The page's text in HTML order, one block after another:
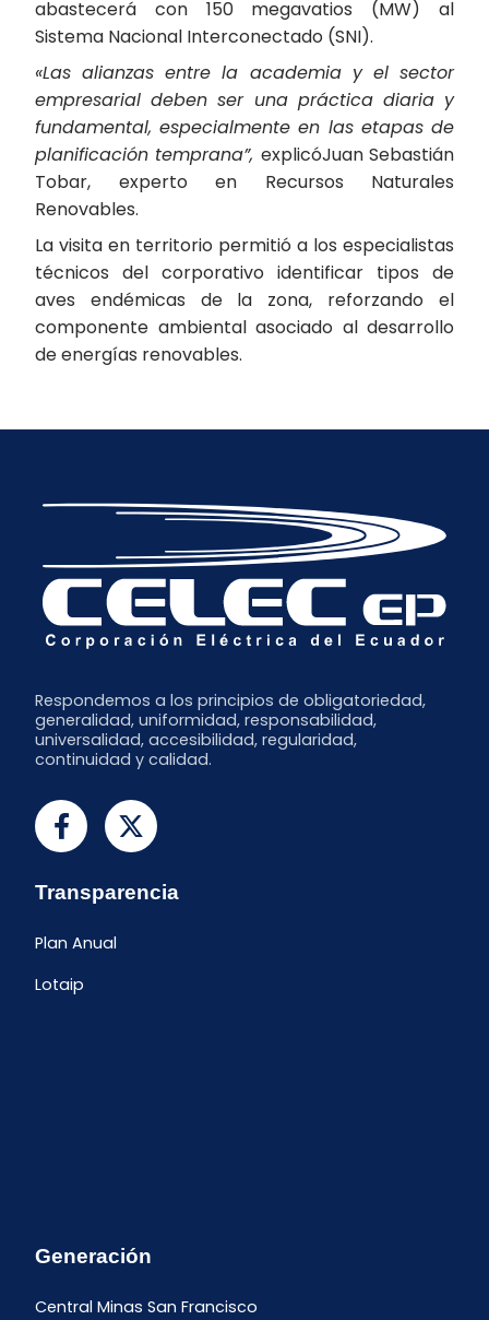
abastecerá con 150 megavatios (MW) al
Sistema Nacional Interconectado (SNI).
«Las alianzas entre la academia y el sector
empresarial deben ser una práctica diaria y
fundamental, especialmente en las etapas de
planificación temprana”, explicóJuan Sebastián
Tobar, experto en Recursos Naturales
Renovables.
La visita en territorio permitió a los especialistas
técnicos del corporativo identificar tipos de
aves endémicas de la zona, reforzando el
componente ambiental asociado al desarrollo
de energías renovables.
Respondemos a los principios de obligatoriedad,
generalidad, uniformidad, responsabilidad,
universalidad, accesibilidad, regularidad,
continuidad y calidad.
Transparencia
Plan Anual
Lotaip
Generación
Central Minas San Francisco